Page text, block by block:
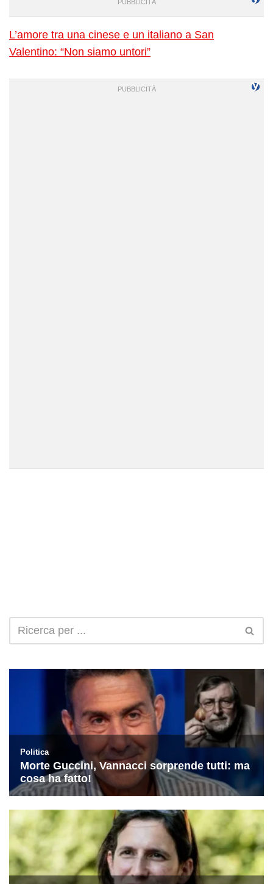
L’amore tra una cinese e un italiano a San
Valentino: “Non siamo untori”